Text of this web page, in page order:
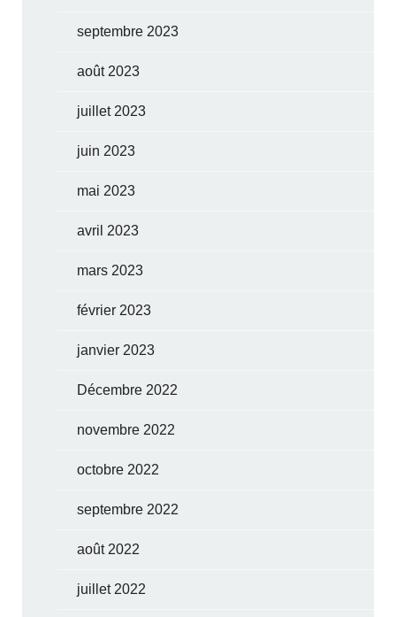
septembre 2023
août 2023
juillet 2023
juin 2023
mai 2023
avril 2023
mars 2023
février 2023
janvier 2023
Décembre 2022
novembre 2022
octobre 2022
septembre 2022
août 2022
juillet 2022